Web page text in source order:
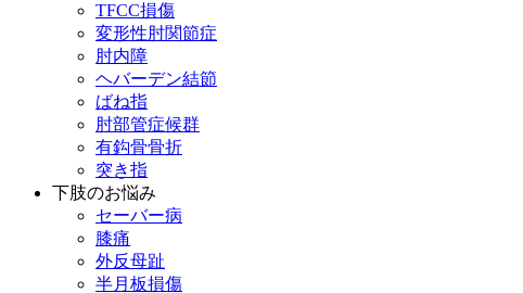
TFCC損傷
変形性肘関節症
肘内障
ヘバーデン結節
ばね指
肘部管症候群
有鈎骨骨折
突き指
下肢のお悩み
セーバー病
膝痛
外反母趾
半月板損傷